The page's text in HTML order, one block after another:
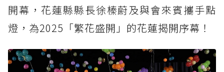
開幕，花蓮縣縣長徐榛蔚及與會來賓攜手點
燈，為2025「繁花盛開」的花蓮揭開序幕！